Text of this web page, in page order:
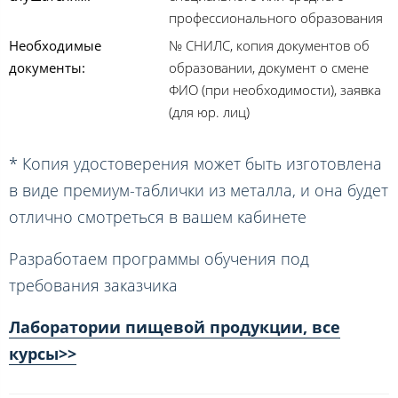
профессионального образования
Необходимые
документы:
№ СНИЛС, копия документов об
образовании, документ о смене
ФИО (при необходимости), заявка
(для юр. лиц)
* Копия удостоверения может быть изготовлена
в виде премиум-таблички из металла, и она будет
отлично смотреться в вашем кабинете
Разработаем программы обучения под
требования заказчика
Лаборатории пищевой продукции, все
курсы>>